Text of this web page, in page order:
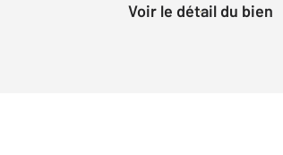
Voir le détail du bien